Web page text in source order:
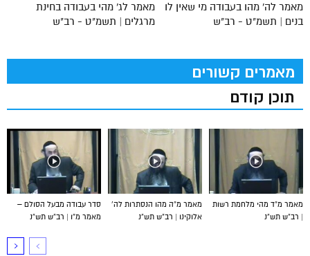
מאמר לג' מהי בעבודה בחינת
מרגלים | תשמ"ט - רב"ש
מאמר לה' מהו בעבודה מי שאין לו
בנים | תשמ"ט - רב"ש
מאמרים קשורים
תוכן קודם
סדר עבודה מבעל הסולם –
מאמר מ”ו | רב”ש תש”נ
מאמר מ”ה מהו הנסתרות לה’
אלוקינו | רב”ש תש”נ
מאמר מ”ד מהי מלחמת רשות
| רב”ש תש”נ